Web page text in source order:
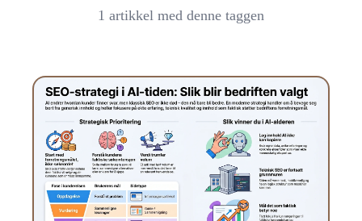
1 artikkel med denne taggen